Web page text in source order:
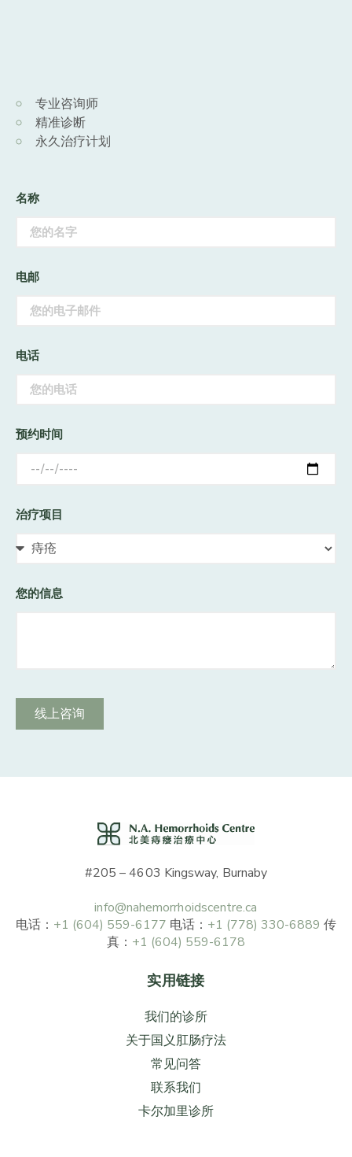
专业咨询师
精准诊断
永久治疗计划
名称
电邮
电话
预约时间
治疗项目
您的信息
线上咨询
#205 – 4603 Kingsway, Burnaby
info@nahemorrhoidscentre.ca
电话： +1 (604) 559-6177 电话： +1 (778) 330-6889 传
真： +1 (604) 559-6178
实用链接
我们的诊所
关于国义肛肠疗法
常见问答
联系我们
卡尔加里诊所